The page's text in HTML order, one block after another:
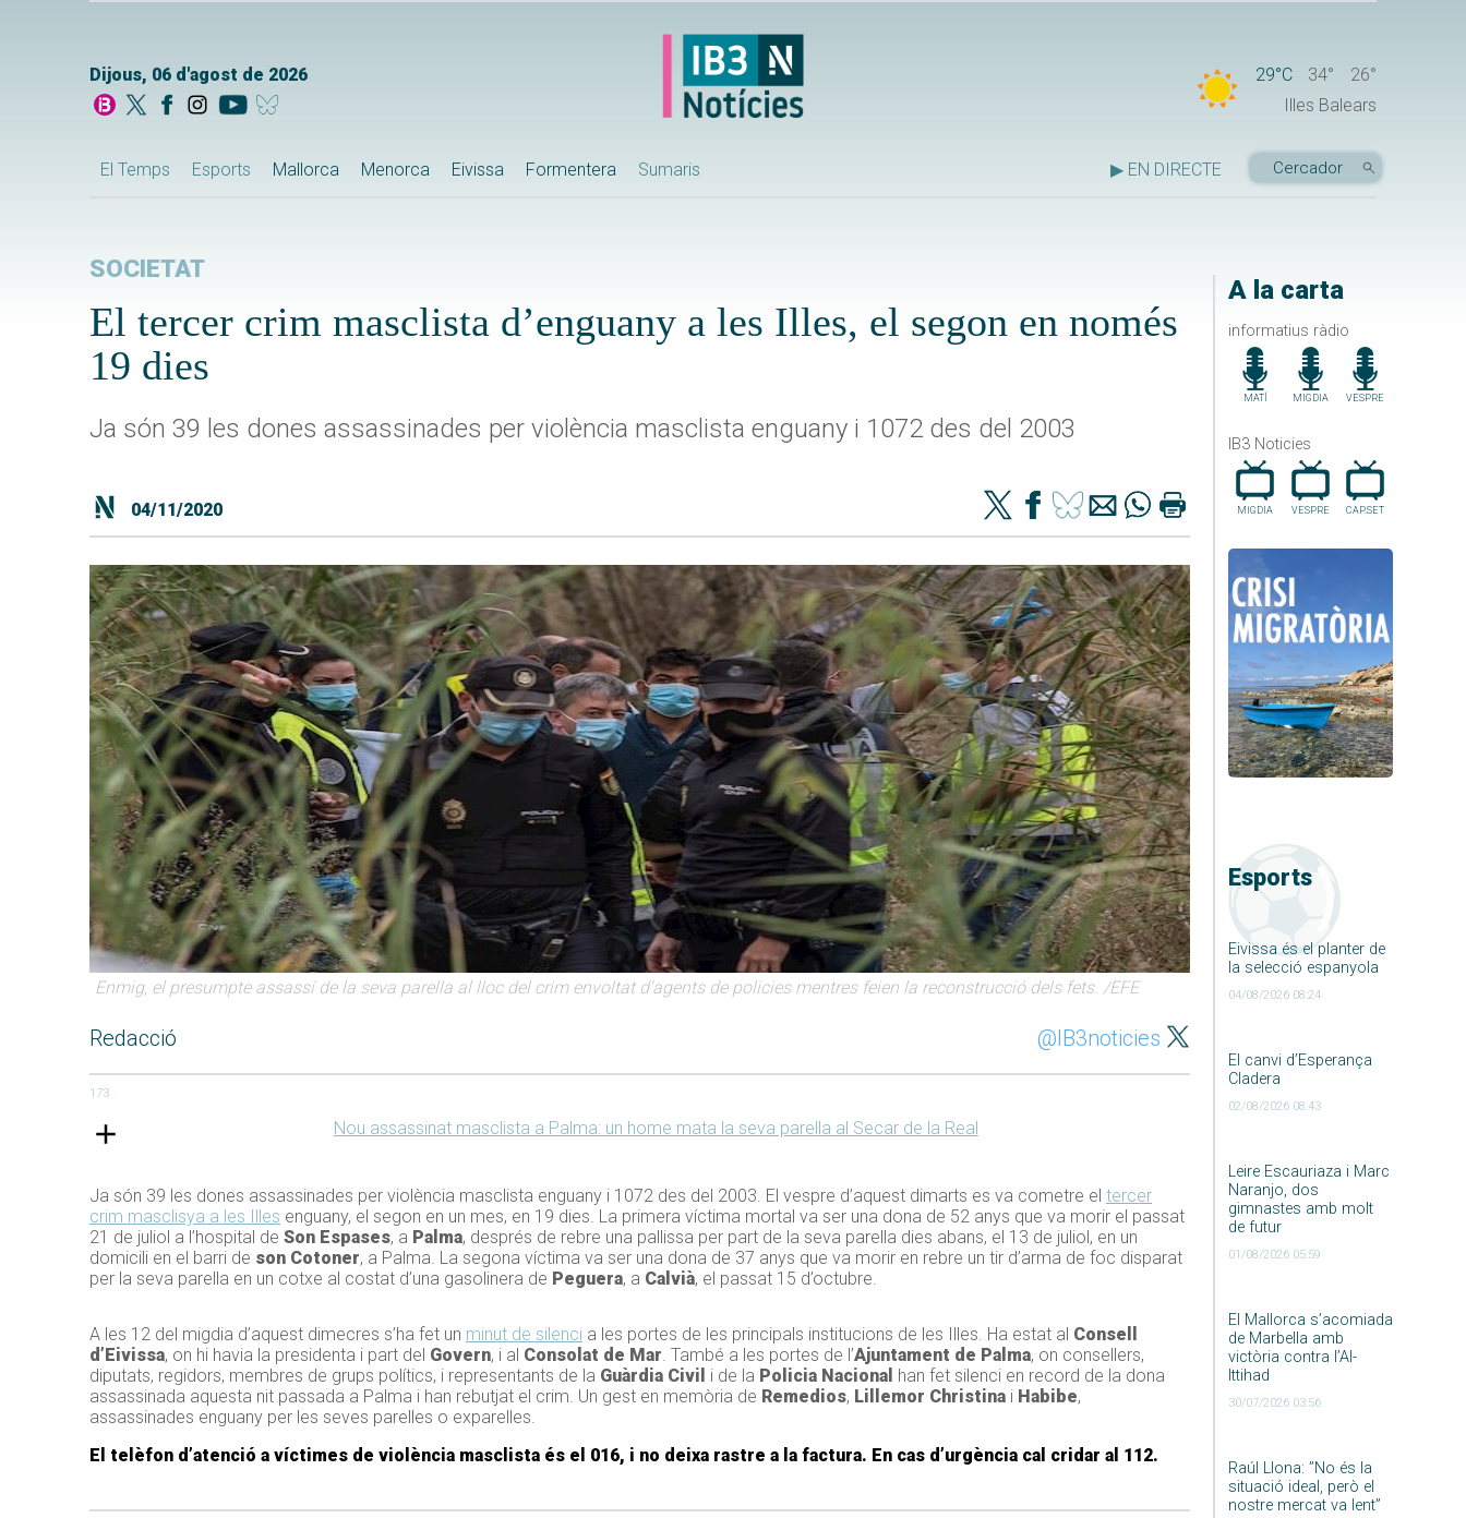
Dijous, 06 d'agost de 2026 29°C 34°
26°
Illes Balears
El Temps Esports Mallorca Menorca Eivissa Formentera Sumaris ▶ EN DIRECTE
A la carta
informatius ràdio
MATÍ MIGDIA VESPRE
IB3 Noticies
MIGDIA VESPRE CAP.SET
Esports
Eivissa és el planter de
la selecció espanyola
04/08/2026 08:24
El canvi d’Esperança
Cladera
02/08/2026 08:43
Leire Escauriaza i Marc
Naranjo, dos
gimnastes amb molt
de futur
01/08/2026 05:59
El Mallorca s’acomiada
de Marbella amb
victòria contra l’Al-
Ittihad
30/07/2026 03:56
Raúl Llona: ”No és la
situació ideal, però el
nostre mercat va lent”
SOCIETAT
El tercer crim masclista d’enguany a les Illes, el segon en només
19 dies
Ja són 39 les dones assassinades per violència masclista enguany i 1072 des del 2003
04/11/2020
Enmig, el presumpte assassí de la seva parella al lloc del crim envoltat d'agents de policies mentres feien la reconstrucció dels fets. /EFE
Redacció @IB3noticies
173
Nou assassinat masclista a Palma: un home mata la seva parella al Secar de la Real
Ja són 39 les dones assassinades per violència masclista enguany i 1072 des del 2003. El vespre d’aquest dimarts es va cometre el tercer
crim masclisya a les Illes enguany, el segon en un mes, en 19 dies. La primera víctima mortal va ser una dona de 52 anys que va morir el passat
21 de juliol a l’hospital de Son Espases, a Palma, després de rebre una pallissa per part de la seva parella dies abans, el 13 de juliol, en un
domicili en el barri de son Cotoner, a Palma. La segona víctima va ser una dona de 37 anys que va morir en rebre un tir d’arma de foc disparat
per la seva parella en un cotxe al costat d’una gasolinera de Peguera, a Calvià, el passat 15 d’octubre.
A les 12 del migdia d’aquest dimecres s’ha fet un minut de silenci a les portes de les principals institucions de les Illes. Ha estat al Consell
d’Eivissa, on hi havia la presidenta i part del Govern, i al Consolat de Mar. També a les portes de l’Ajuntament de Palma, on consellers,
diputats, regidors, membres de grups polítics, i representants de la Guàrdia Civil i de la Policia Nacional han fet silenci en record de la dona
assassinada aquesta nit passada a Palma i han rebutjat el crim. Un gest en memòria de Remedios, Lillemor Christina i Habibe,
assassinades enguany per les seves parelles o exparelles.
El telèfon d’atenció a víctimes de violència masclista és el 016, i no deixa rastre a la factura. En cas d’urgència cal cridar al 112.